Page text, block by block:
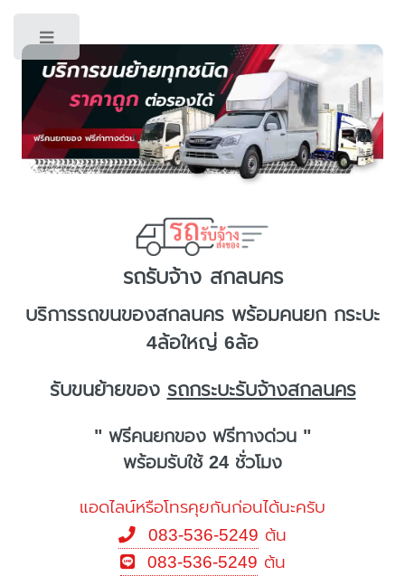
รถรับจ้าง สกลนคร
บริการรถขนของสกลนคร พร้อมคนยก กระบะ
4ล้อใหญ่ 6ล้อ
รับขนย้ายของ รถกระบะรับจ้างสกลนคร
" ฟรีคนยกของ ฟรีทางด่วน "
พร้อมรับใช้ 24 ชั่วโมง
แอดไลน์หรือโทรคุยกันก่อนได้นะครับ
083-536-5249 ต้น
083-536-5249 ต้น
Toggle